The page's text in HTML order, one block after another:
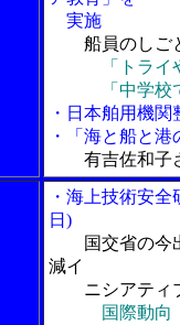
実施
船員のし
「トライ
「中学校で
・日本舶用機
・「海と船と
有吉佐和子
・海上技術安
日)
国交省の今
減イ
ニシアティ
国際動向